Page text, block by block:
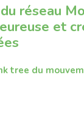
réseau
et
tree du